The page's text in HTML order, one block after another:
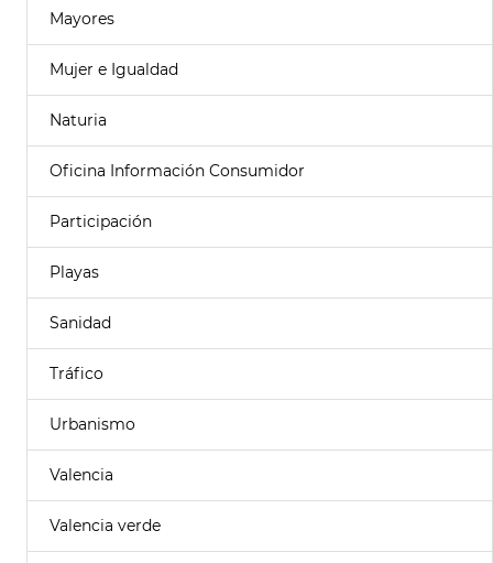
Mayores
Mujer e Igualdad
Naturia
Oficina Información Consumidor
Participación
Playas
Sanidad
Tráfico
Urbanismo
Valencia
Valencia verde